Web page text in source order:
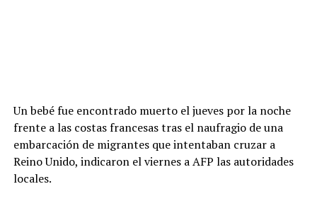
Un bebé fue encontrado muerto el jueves por la noche
frente a las costas francesas tras el naufragio de una
embarcación de migrantes que intentaban cruzar a
Reino Unido, indicaron el viernes a AFP las autoridades
locales.